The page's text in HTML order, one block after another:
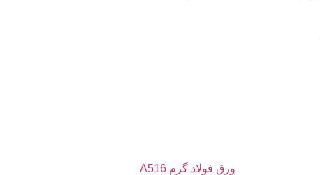
ورق فولاد گرم A516